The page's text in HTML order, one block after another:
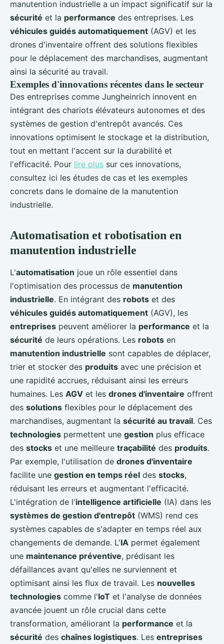
manutention industrielle a un impact significatif sur la
sécurité et la performance des entreprises. Les
véhicules guidés automatiquement (AGV) et les
drones d'inventaire offrent des solutions flexibles
pour le déplacement des marchandises, augmentant
ainsi la sécurité au travail.
Exemples d'innovations récentes dans le secteur
Des entreprises comme Jungheinrich innovent en
intégrant des chariots élévateurs autonomes et des
systèmes de gestion d'entrepôt avancés. Ces
innovations optimisent le stockage et la distribution,
tout en mettant l'accent sur la durabilité et
l'efficacité. Pour lire plus sur ces innovations,
consultez ici les études de cas et les exemples
concrets dans le domaine de la manutention
industrielle.
Automatisation et robotisation en
manutention industrielle
L'automatisation joue un rôle essentiel dans
l'optimisation des processus de manutention
industrielle. En intégrant des robots et des
véhicules guidés automatiquement (AGV), les
entreprises peuvent améliorer la performance et la
sécurité de leurs opérations. Les robots en
manutention industrielle sont capables de déplacer,
trier et stocker des produits avec une précision et
une rapidité accrues, réduisant ainsi les erreurs
humaines. Les AGV et les drones d'inventaire offrent
des solutions flexibles pour le déplacement des
marchandises, augmentant la sécurité au travail. Ces
technologies permettent une gestion plus efficace
des stocks et une meilleure traçabilité des produits.
Par exemple, l'utilisation de drones d'inventaire
facilite une gestion en temps réel des stocks,
réduisant les erreurs et augmentant l'efficacité.
L'intégration de l'intelligence artificielle (IA) dans les
systèmes de gestion d'entrepôt (WMS) rend ces
systèmes capables de s'adapter en temps réel aux
changements de demande. L'IA permet également
une maintenance préventive, prédisant les
défaillances avant qu'elles ne surviennent et
optimisant ainsi les flux de travail. Les nouvelles
technologies comme l'IoT et l'analyse de données
avancée jouent un rôle crucial dans cette
transformation, améliorant la performance et la
sécurité des chaînes logistiques. Les entreprises